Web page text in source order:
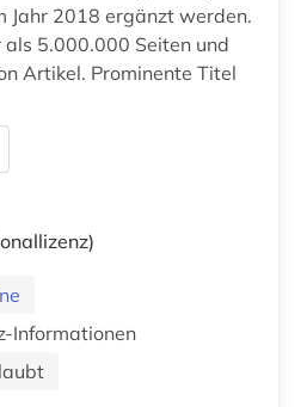
Jahr 2018 ergänzt werden.
5.000.000 Seiten und
Artikel. Prominente Titel
Informationen